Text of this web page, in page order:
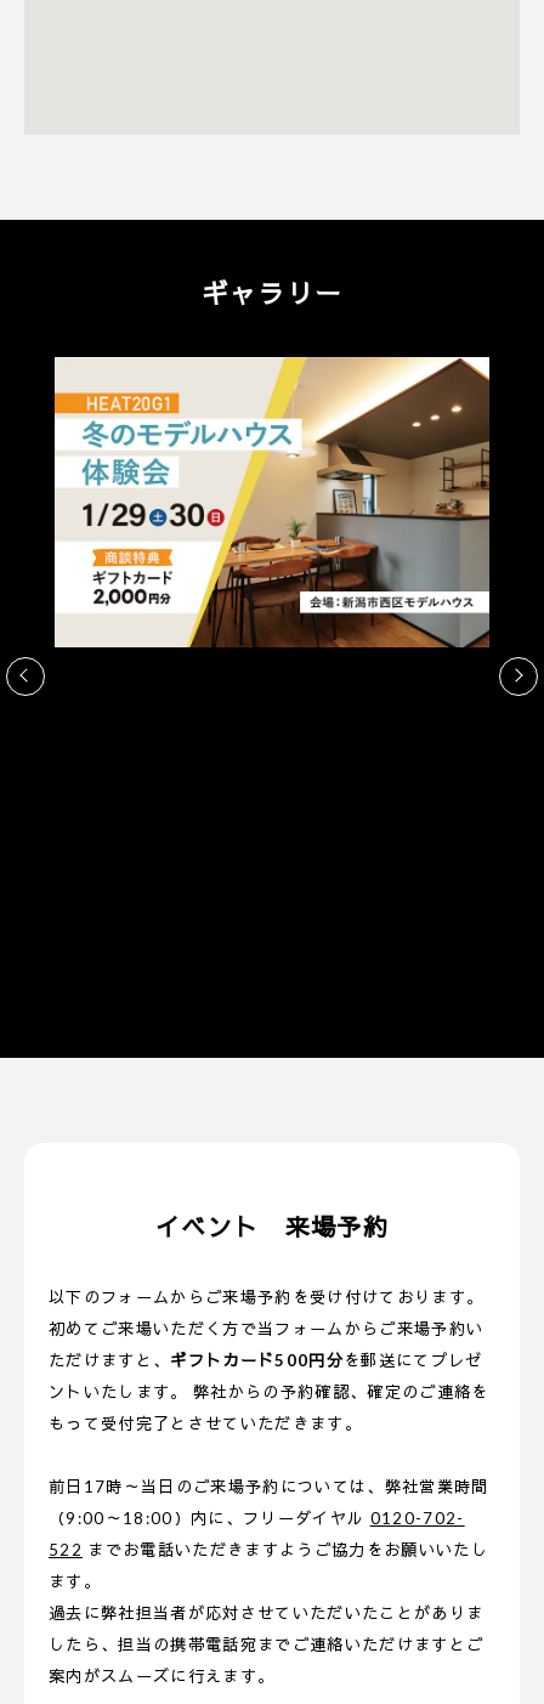
ギャラリー
イベント 来場予約
以下のフォームからご来場予約を受け付けております。
初めてご来場いただく方で当フォームからご来場予約い
ただけますと、 ギフトカード500円分を郵送にてプレゼ
ントいたします。 弊社からの予約確認、確定のご連絡を
もって受付完了とさせていただきます。
前日17時～当日のご来場予約については、弊社営業時間
（9:00～18:00）内に、フリーダイヤル 0120-702-
522 までお電話いただきますようご協力をお願いいたし
ます。
過去に弊社担当者が応対させていただいたことがありま
したら、担当の携帯電話宛までご連絡いただけますとご
案内がスムーズに行えます。